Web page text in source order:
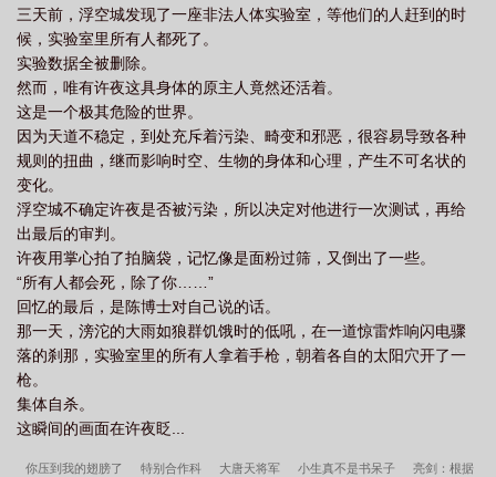
三天前，浮空城发现了一座非法人体实验室，等他们的人赶到的时
候，实验室里所有人都死了。
实验数据全被删除。
然而，唯有许夜这具身体的原主人竟然还活着。
这是一个极其危险的世界。
因为天道不稳定，到处充斥着污染、畸变和邪恶，很容易导致各种
规则的扭曲，继而影响时空、生物的身体和心理，产生不可名状的
变化。
浮空城不确定许夜是否被污染，所以决定对他进行一次测试，再给
出最后的审判。
许夜用掌心拍了拍脑袋，记忆像是面粉过筛，又倒出了一些。
“所有人都会死，除了你……”
回忆的最后，是陈博士对自己说的话。
那一天，滂沱的大雨如狼群饥饿时的低吼，在一道惊雷炸响闪电骤
落的刹那，实验室里的所有人拿着手枪，朝着各自的太阳穴开了一
枪。
集体自杀。
这瞬间的画面在许夜眨...
你压到我的翅膀了 特别合作科 大唐天将军 小生真不是书呆子 亮剑：根据